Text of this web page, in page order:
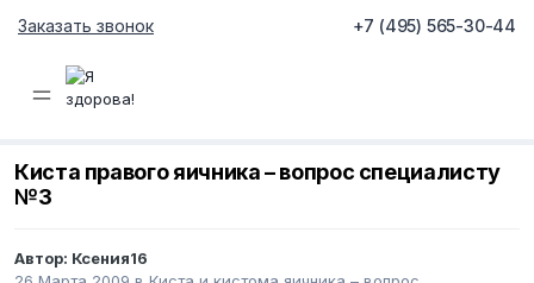
Заказать звонок +7 (495) 565-30-44
Киста правого яичника – вопрос специалисту
№3
Автор: Ксения16